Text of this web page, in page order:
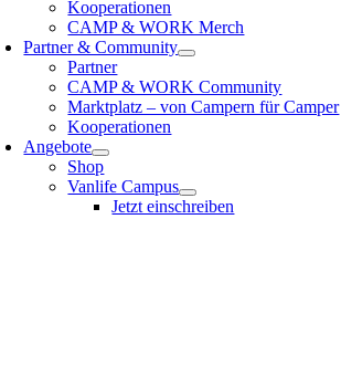
Kooperationen
CAMP & WORK Merch
Partner & Community
Partner
CAMP & WORK Community
Marktplatz – von Campern für Camper
Kooperationen
Angebote
Shop
Vanlife Campus
Jetzt einschreiben